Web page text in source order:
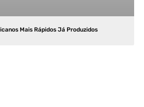
Mais Rápidos Já Produzidos